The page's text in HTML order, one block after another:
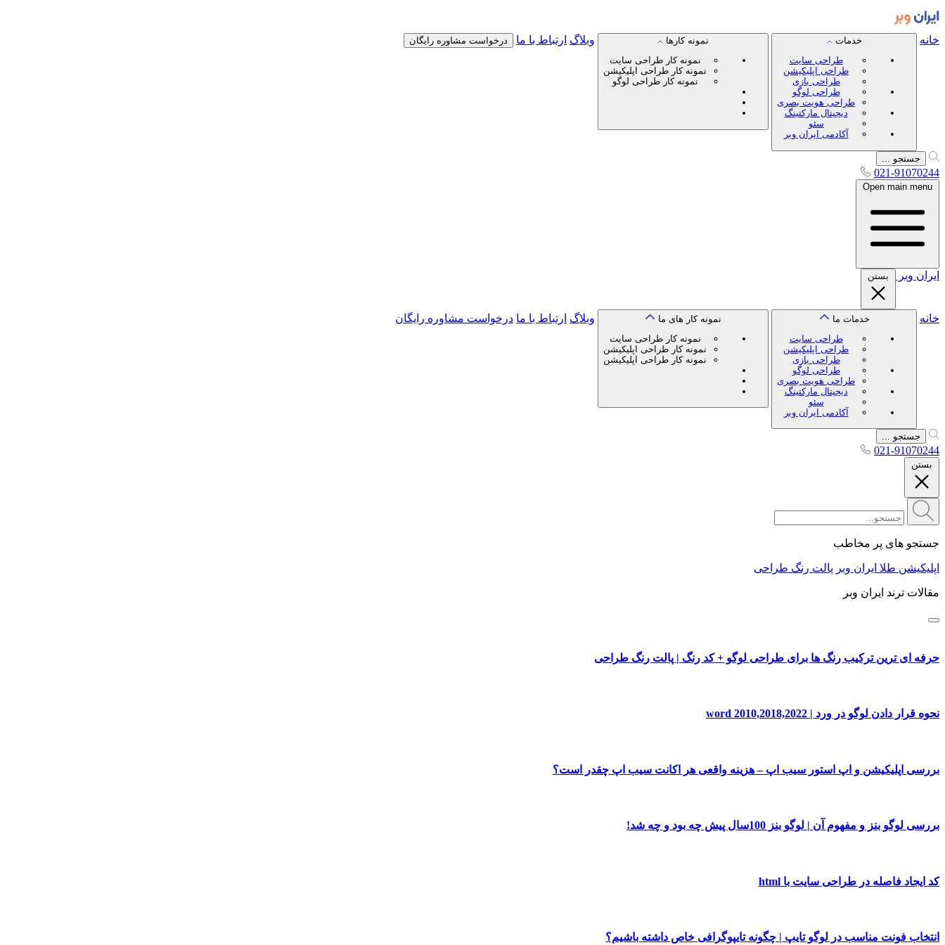
خانه
خدمات
طراحی سایت
طراحی اپلیکیشن
طراحی بازی
طراحی لوگو
طراحی هویت بصری
دیجیتال مارکتینگ
سئو
آکادمی ایران وبر
نمونه کارها
نمونه کار طراحی سایت
نمونه کار طراحی اپلیکیشن
نمونه کار طراحی لوگو
وبلاگ ارتباط با ما درخواست مشاوره رایگان
جستجو ...
021-91070244
Open main menu
ایران وبر بستن
خانه
خدمات ما
طراحی سایت
طراحی اپلیکیشن
طراحی بازی
طراحی لوگو
طراحی هویت بصری
دیجیتال مارکتینگ
سئو
آکادمی ایران وبر
نمونه کار های ما
نمونه کار طراحی سایت
نمونه کار طراحی اپلیکیشن
نمونه کار طراحی اپلیکیشن
وبلاگ ارتباط با ما درخواست مشاوره رایگان
جستجو ...
021-91070244
بستن
جستجو های پر مخاطب
اپلیکیشن طلا ایران وبر پالت رنگ طراحی
مقالات ترند ایران وبر
حرفه ای ترین ترکیب رنگ ها برای طراحی لوگو + کد رنگ | پالت رنگ طراحی
نحوه قرار دادن لوگو در ورد | word 2010,2018,2022
بررسی اپلیکیشن و اپ استور سیب اپ – هزینه واقعی هر اکانت سیب اپ چقدر است؟
بررسی لوگو بنز و مفهوم آن | لوگو بنز 100سال پیش چه بود و چه شد!
کد ایجاد فاصله در طراحی سایت با html
انتخاب فونت مناسب در لوگو تایپ | چگونه تایپوگرافی خاص داشته باشیم؟